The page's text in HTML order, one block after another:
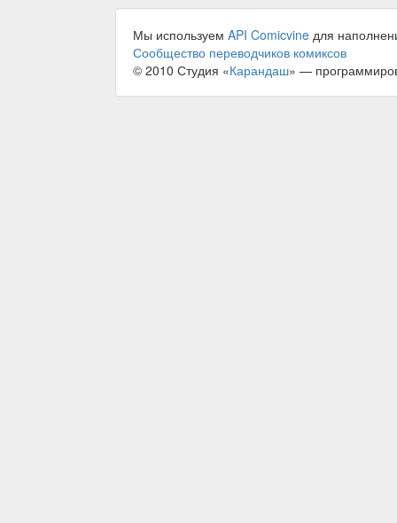
Мы используем API Comicvine для
Сообщество переводчиков комиксов
© 2010 Студия «Карандаш» —